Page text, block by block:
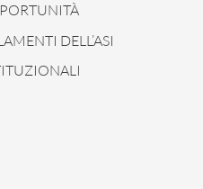
DELL’ASI